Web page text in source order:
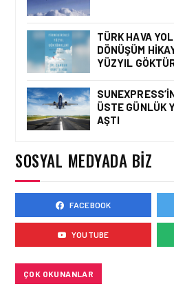
TÜRK HAVA
DÖNÜŞÜM
YÜZYIL
ÜSTE GÜNLÜK
AŞTI
SOSYAL MEDYADA BIZ
FACEBOOK
YOUTUBE
ÇOK OKUNANLAR